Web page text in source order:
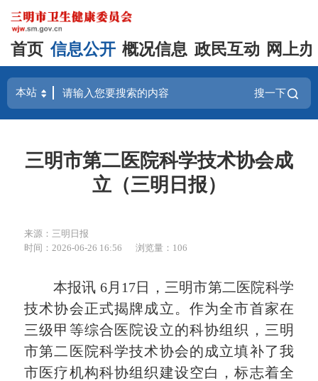
首页 信息公开 概况信息 政民互动 网上
搜一下
三明市第二医院科学技术协会成
立（三明日报）
来源：三明日报
时间：2026-06-26 16:56
浏览量：106
本报讯 6月17日，三明市第二医院科学
技术协会正式揭牌成立。作为全市首家在
三级甲等综合医院设立的科协组织，三明
市第二医院科学技术协会的成立填补了我
市医疗机构科协组织建设空白，标志着全